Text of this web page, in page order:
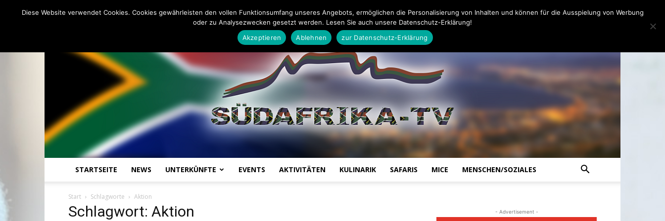
STARTSEITE NEWS UNTERKÜNFTE EVENTS AKTIVITÄTEN KULINARIK SAFARIS MICE MENSCHEN/SOZIALES
Start Schlagworte Aktion
Schlagwort: Aktion - Advertisement -
Diese Website verwendet Cookies. Cookies gewährleisten den vollen Funktionsumfang unseres Angebots, ermöglichen die Personalisierung von Inhalten und können für die Ausspielung von Werbung
oder zu Analysezwecken gesetzt werden. Lesen Sie auch unsere Datenschutz-Erklärung!
Akzeptieren
Ablehnen zur Datenschutz-Erklärung